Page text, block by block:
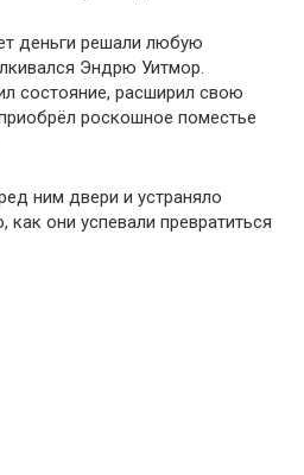
деньги решали любую
Эндрю Уитмор.
состояние, расширил свою
роскошное поместье
ним двери и устраняло
как они успевали превратиться